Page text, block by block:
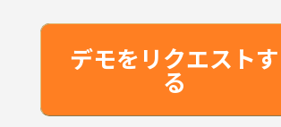
デモをリクエストす
る